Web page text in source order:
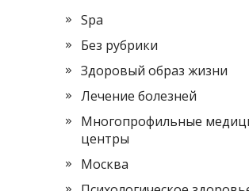
Spa
Без рубрики
Здоровый образ жизни
Лечение болезней
Многопрофильные
центры
Москва